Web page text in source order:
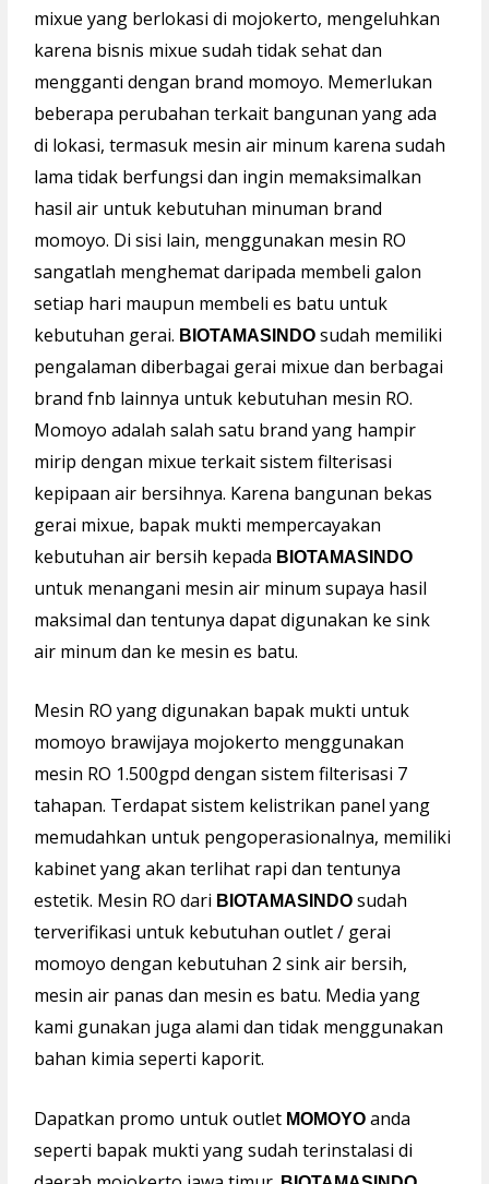
mixue yang berlokasi di mojokerto, mengeluhkan
karena bisnis mixue sudah tidak sehat dan
mengganti dengan brand momoyo. Memerlukan
beberapa perubahan terkait bangunan yang ada
di lokasi, termasuk mesin air minum karena sudah
lama tidak berfungsi dan ingin memaksimalkan
hasil air untuk kebutuhan minuman brand
momoyo. Di sisi lain, menggunakan mesin RO
sangatlah menghemat daripada membeli galon
setiap hari maupun membeli es batu untuk
kebutuhan gerai. BIOTAMASINDOsudah memiliki
pengalaman diberbagai gerai mixue dan berbagai
brand fnb lainnya untuk kebutuhan mesin RO.
Momoyo adalah salah satu brand yang hampir
mirip dengan mixue terkait sistem filterisasi
kepipaan air bersihnya. Karena bangunan bekas
gerai mixue, bapak mukti mempercayakan
kebutuhan air bersih kepada BIOTAMASINDO
untuk menangani mesin air minum supaya hasil
maksimal dan tentunya dapat digunakan ke sink
air minum dan ke mesin es batu.
Mesin RO yang digunakan bapak mukti untuk
momoyo brawijaya mojokerto menggunakan
mesin RO 1.500gpd dengan sistem filterisasi 7
tahapan. Terdapat sistem kelistrikan panel yang
memudahkan untuk pengoperasionalnya, memiliki
kabinet yang akan terlihat rapi dan tentunya
estetik. Mesin RO dari BIOTAMASINDOsudah
terverifikasi untuk kebutuhan outlet / gerai
momoyo dengan kebutuhan 2 sink air bersih,
mesin air panas dan mesin es batu. Media yang
kami gunakan juga alami dan tidak menggunakan
bahan kimia seperti kaporit.
Dapatkan promo untuk outlet MOMOYOanda
seperti bapak mukti yang sudah terinstalasi di